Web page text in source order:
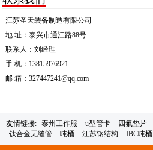
江苏圣天装备制造有限公司
地 址：泰兴市通江路88号
联系人：刘经理
手 机：13815976921
邮 箱：327447241@qq.com
友情链接: 泰州工作服 u型管卡 四氟垫片
钛合金无缝管
吨桶 江苏钢结构 IBC吨桶